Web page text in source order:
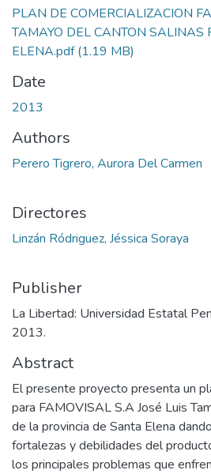
PLAN DE COMERCIALIZACION
TAMAYO DEL CANTON SALINAS
ELENA.pdf(1.19 MB)
Date
2013
Authors
Perero Tigrero, Aurora Del Carmen
Directores
Linzán Ródriguez, Jéssica Soraya
Publisher
La Libertad: Universidad Estatal
2013.
Abstract
El presente proyecto presenta un
para FAMOVISAL S.A José Luis
de la provincia de Santa Elena
fortalezas y debilidades del
los principales problemas que